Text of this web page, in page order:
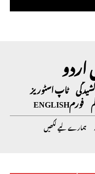
ٹاپ اسٹوریز
فورمENGLISH
ہمارے لیے لکھیں